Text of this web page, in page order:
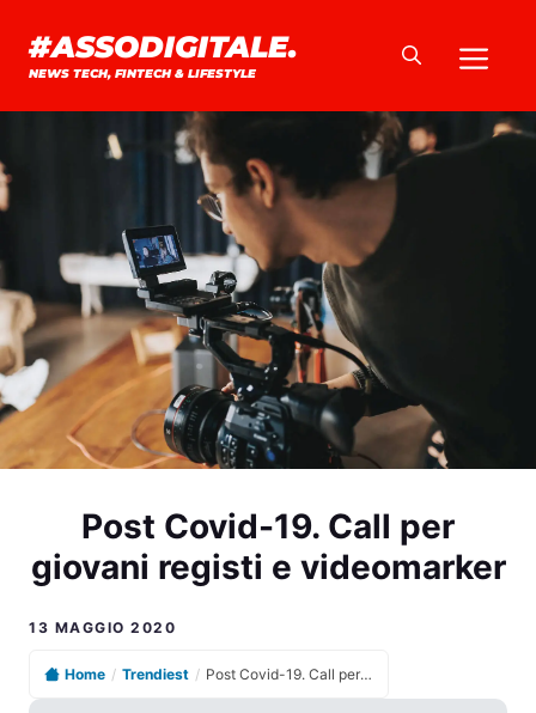
contenuto
#ASSODIGITALE.
NEWS TECH, FINTECH & LIFESTYLE
Post Covid-19. Call per
giovani registi e videomarker
13 MAGGIO 2020
Home / Trendiest / Post Covid-19. Call per giovani registi e videomarker